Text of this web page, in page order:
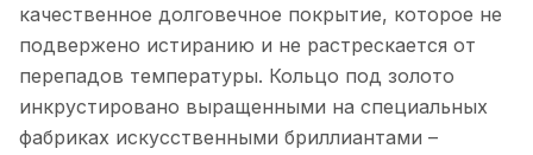
качественное долговечное покрытие, которое не
подвержено истиранию и не растрескается от
перепадов температуры. Кольцо под золото
инкрустировано выращенными на специальных
фабриках искусственными бриллиантами –